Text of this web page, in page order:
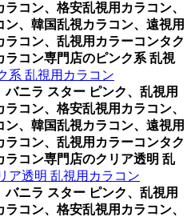
コン、格安乱視用カラコン、
ン、韓国乱視カラコン、遠視用
ラコン、乱視用カラーコンタク
ラコン専門店のピンク系 乱視
系 乱視用カラコン
バニラ スター ピンク、乱視用
コン、格安乱視用カラコン、
ン、韓国乱視カラコン、遠視用
ラコン、乱視用カラーコンタク
ラコン専門店のクリア透明 乱
ア透明 乱視用カラコン
バニラ スター ピンク、乱視用
コン、格安乱視用カラコン、